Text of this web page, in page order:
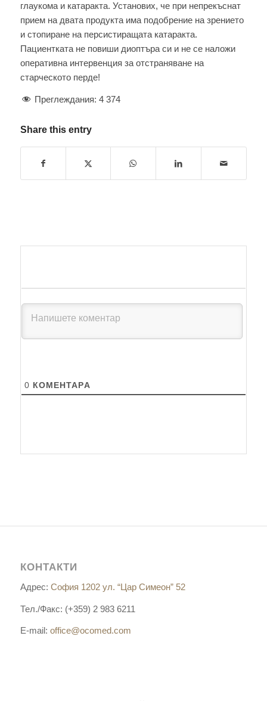
глаукома и катаракта. Установих, че при непрекъснат
прием на двата продукта има подобрение на зрението
и стопиране на персистиращата катаракта.
Пациентката не повиши диоптъра си и не се наложи
оперативна интервенция за отстраняване на
старческото перде!
Преглеждания: 4 374
Share this entry
0 КОМЕНТАРA
КОНТАКТИ
Адрес: София 1202 ул. “Цар Симеон” 52
Тел./Факс: (+359) 2 983 6211
E-mail: office@ocomed.com